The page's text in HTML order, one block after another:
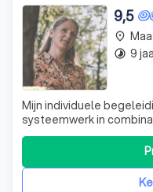
9,5
Mijn individuele
systeemwerk in
en emotioneel lichaamswerk. Deze combinatie
een diepgaande
termijn uitwerking. Naast individuele begeleiding begeleid
ik
place
timelapse 9